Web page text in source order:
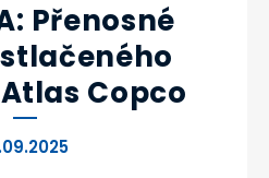
Přenosné
Copco